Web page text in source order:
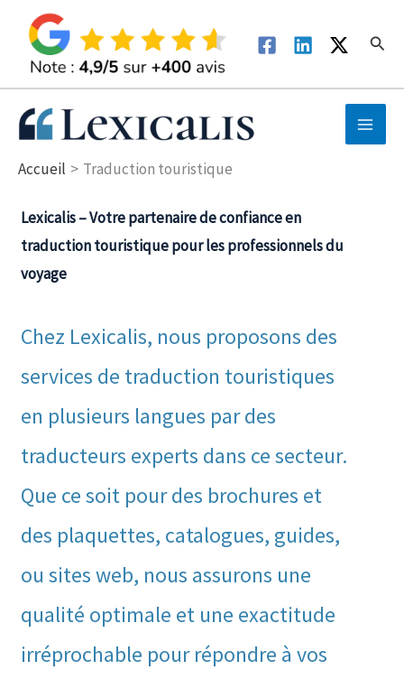
contenu
Accueil Traduction touristique
Lexicalis – Votre partenaire de confiance en
traduction touristique pour les professionnels du
voyage
Chez Lexicalis, nous proposons des
services de traduction touristiques
en plusieurs langues par des
traducteurs experts dans ce secteur.
Que ce soit pour des brochures et
des plaquettes, catalogues, guides,
ou sites web, nous assurons une
qualité optimale et une exactitude
irréprochable pour répondre à vos